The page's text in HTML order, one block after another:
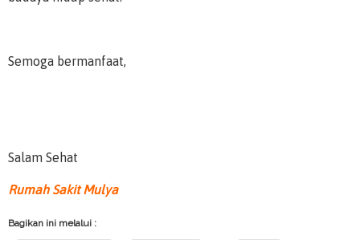
Semoga bermanfaat,
Salam Sehat
Rumah Sakit Mulya
Bagikan ini melalui :